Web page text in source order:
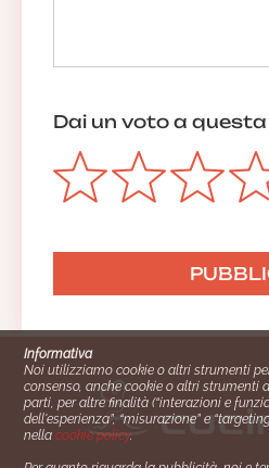
Dai un voto a
Informativa
Noi utilizziamo cookie o altri strumenti
consenso, anche cookie o altri strumenti
parti, per altre finalità (“interazioni e
dell'esperienza”, “misurazione” e
nellacookie policy.